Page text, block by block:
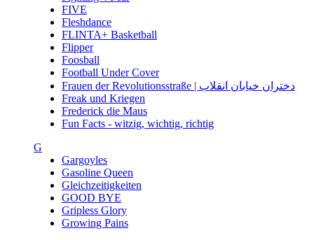
FIVE
Fleshdance
FLINTA+ Basketball
Flipper
Foosball
Football Under Cover
Frauen der Revolutionsstraße | دختران خیابان انقلاب
Freak und Kriegen
Frederick die Maus
Fun Facts - witzig, wichtig, richtig
G
Gargoyles
Gasoline Queen
Gleichzeitigkeiten
GOOD BYE
Gripless Glory
Growing Pains